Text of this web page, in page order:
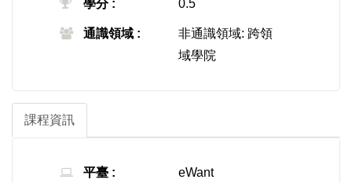
學分 : 0.5
通識領域 :
非通識領域: 跨領
域學院
課程資訊
平臺 : eWant